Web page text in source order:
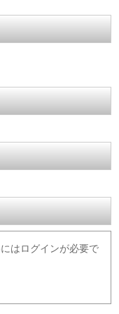
はログインが必要で